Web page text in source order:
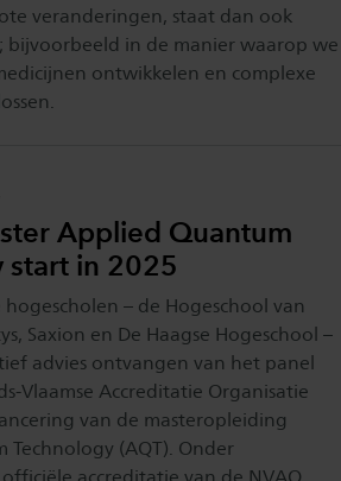
veranderingen, staat dan ook
bijvoorbeeld in de manier waarop we
ontwikkelen en complexe
Applied Quantum
start in 2025
– de Hogeschool van
Saxion en De Haagse Hogeschool –
advies ontvangen van het panel
Vlaamse Accreditatie Organisatie
van de masteropleiding
Technology (AQT). Onder